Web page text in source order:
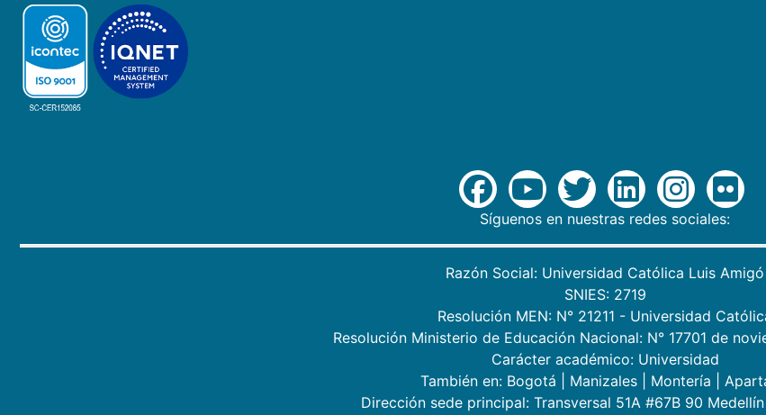
Síguenos en nuestras redes sociales:
Razón Social: Universidad Católica Luis Amigó
SNIES: 2719
Resolución MEN: N° 21211 - Universidad
Resolución Ministerio de Educación Nacional: N° 17701 de
Carácter académico: Universidad
También en: Bogotá Manizales Montería
Dirección sede principal: Transversal 51A #67B 90